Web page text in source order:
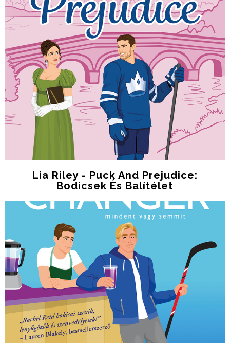
Lia Riley - Puck And Prejudice:
Bodicsek És Balítélet